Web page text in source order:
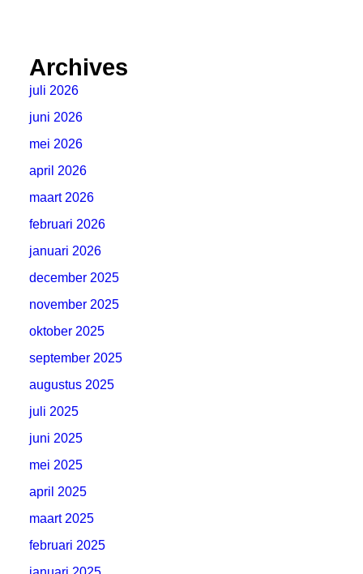
Archives
juli 2026
juni 2026
mei 2026
april 2026
maart 2026
februari 2026
januari 2026
december 2025
november 2025
oktober 2025
september 2025
augustus 2025
juli 2025
juni 2025
mei 2025
april 2025
maart 2025
februari 2025